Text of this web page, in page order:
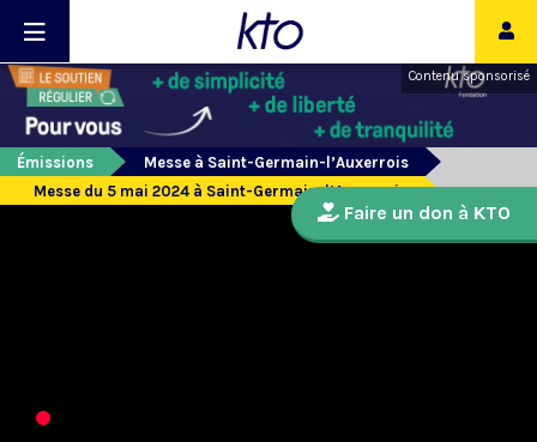
Contenu sponsorisé
Émissions
Messe à Saint-Germain-l’Auxerrois
Messe du 5 mai 2024 à Saint-Germain-l’Auxerrois
Faire un don à KTO